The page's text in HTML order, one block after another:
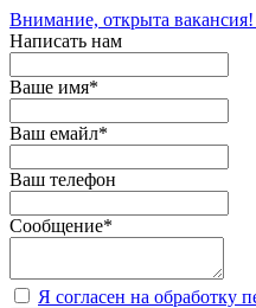
Внимание, открыта
Написать нам
Ваше имя*
Ваш емайл*
Ваш телефон
Сообщение*
Я согласен на обработку